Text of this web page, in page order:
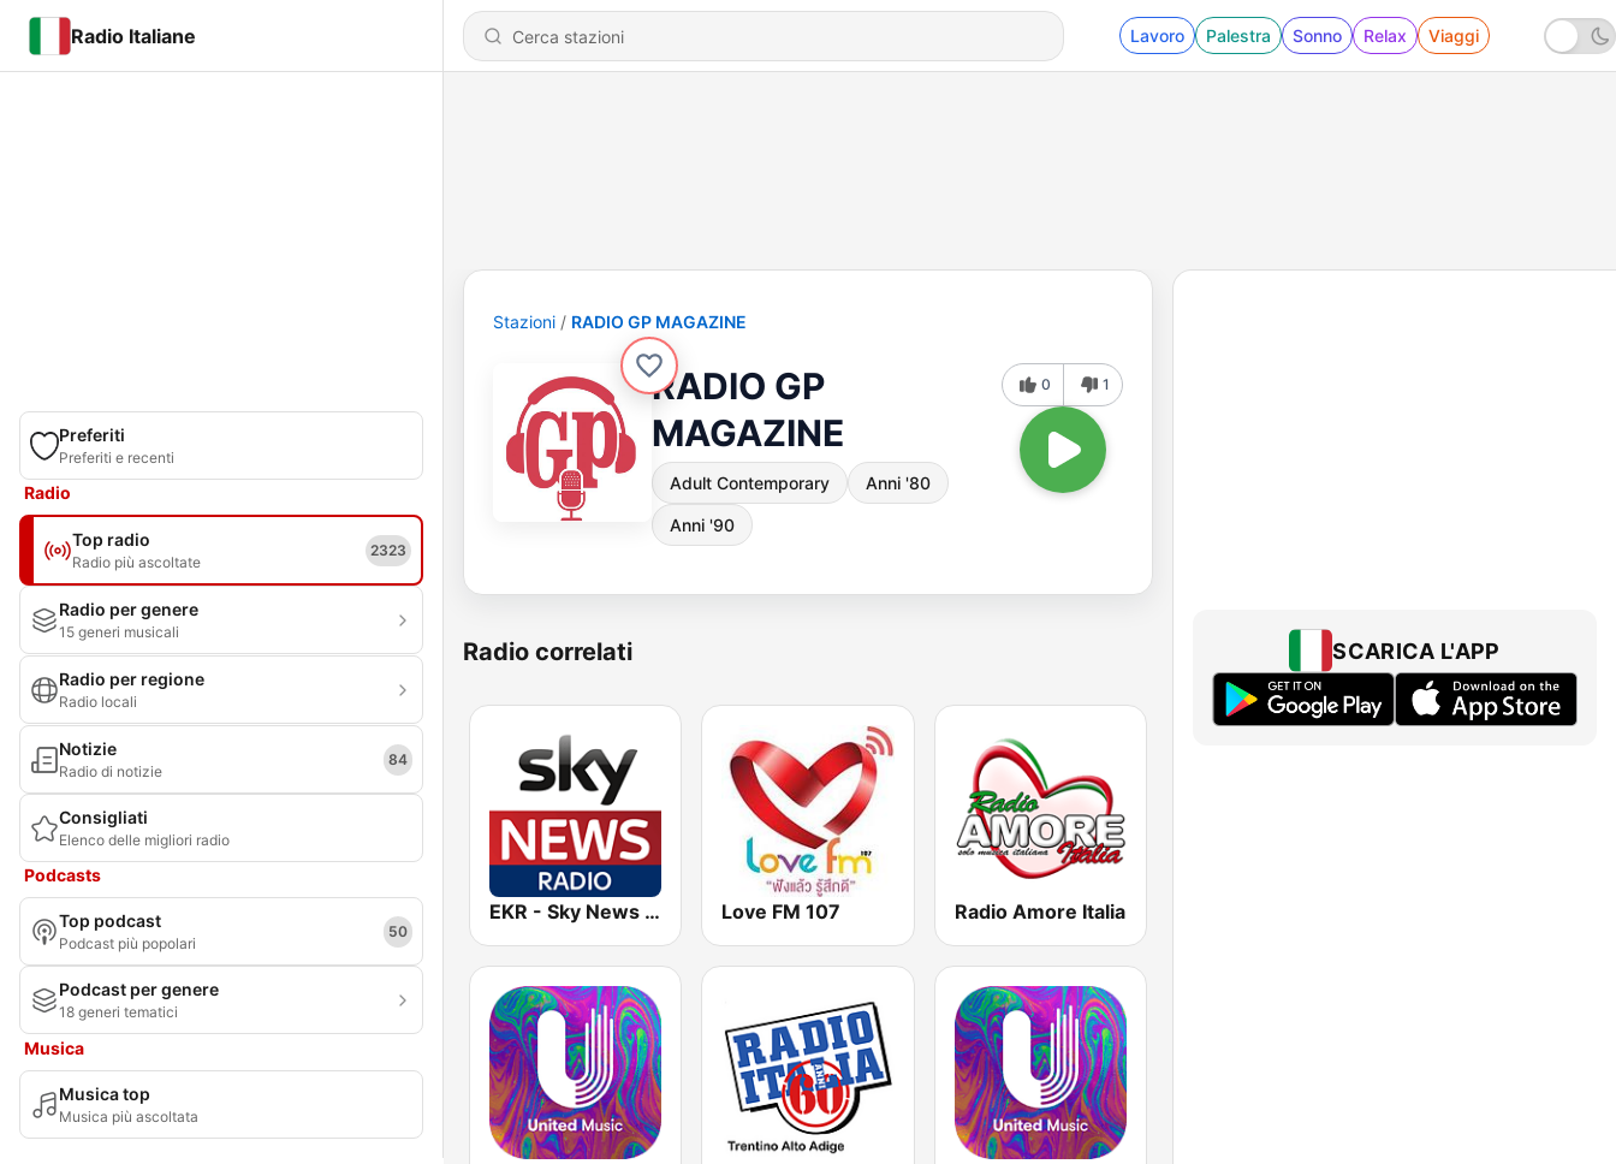
Radio Italiane Lavoro Palestra Sonno Relax Viaggi
Preferiti
Preferiti e recenti
Radio
Top radio
Radio più ascoltate
2323
Radio per genere
15 generi musicali
Radio per regione
Radio locali
Notizie
Radio di notizie
84
Consigliati
Elenco delle migliori radio
Podcasts
Top podcast
Podcast più popolari
50
Podcast per genere
18 generi tematici
Musica
Musica top
Musica più ascoltata
Stazioni RADIO GP MAGAZINE
RADIO GP
MAGAZINE
Adult Contemporary Anni '80
Anni '90
0 1
Radio correlati
EKR - Sky News Radio Love FM 107 Radio Amore Italia
SCARICA L'APP